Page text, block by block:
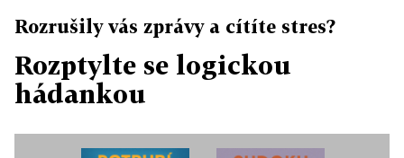
Rozrušily vás zprávy a cítíte stres?
Rozptylte se logickou
hádankou